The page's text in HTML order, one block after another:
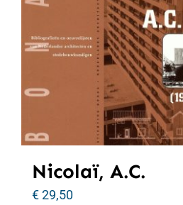
Nicolaï, A.C.
€29,50